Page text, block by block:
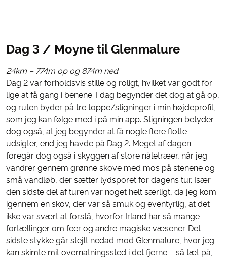
Dag 3 / Moyne til Glenmalure
24km – 774m op og 874m ned
Dag 2 var forholdsvis stille og roligt, hvilket var godt for
lige at få gang i benene. I dag begynder det dog at gå op,
og ruten byder på tre toppe/stigninger i min højdeprofil,
som jeg kan følge med i på min app. Stigningen betyder
dog også, at jeg begynder at få nogle flere flotte
udsigter, end jeg havde på Dag 2. Meget af dagen
foregår dog også i skyggen af store nåletræer, når jeg
vandrer gennem grønne skove med mos på stenene og
små vandløb, der sætter lydsporet for dagens tur. Især
den sidste del af turen var noget helt særligt, da jeg kom
igennem en skov, der var så smuk og eventyrlig, at det
ikke var svært at forstå, hvorfor Irland har så mange
fortællinger om feer og andre magiske væsener. Det
sidste stykke går stejlt nedad mod Glenmalure, hvor jeg
kan skimte mit overnatningssted i det fjerne – så tæt på,